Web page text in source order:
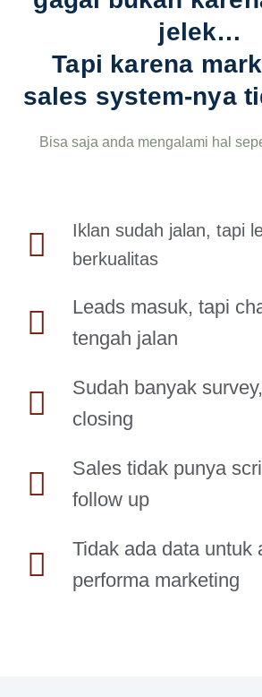
jelek…
Tapi karena
sales system-nya
Bisa saja anda mengalami hal
Iklan sudah jalan, tapi
berkualitas
Leads masuk, tapi
tengah jalan
Sudah banyak
closing
Sales tidak punya
follow up
Tidak ada data untuk
performa marketing